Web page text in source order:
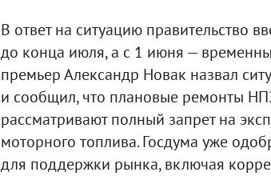
В ответ на ситуацию правительство
до конца июля, а с 1 июня —
премьер Александр Новак назвал
и сообщил, что плановые ремонты
рассматривают полный запрет на
моторного топлива. Госдума уже
для поддержки рынка, включая